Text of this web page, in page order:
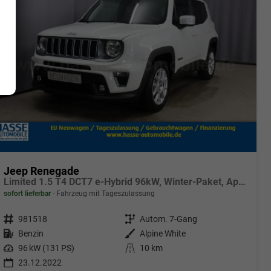
Jeep Renegade
Limited 1.5 T4 DCT7 e-Hybrid 96kW, Winter-Paket, AppleCarPlay&Android Auto, Radio DAB, Tempomat, Rückfahrkamera, LaneSense, Lichtsensor, Nebelscheinwerfer, 17"-Leichtmetallfelgen, uvm.
sofort lieferbar Fahrzeug mit Tageszulassung
Fahrzeugnr. 981518 Getriebe Autom. 7-Gang
Kraftstoff Benzin Außenfarbe
Alpine White
Leistung 96 kW (131 PS) Kilometerstand
10 km
23.12.2022